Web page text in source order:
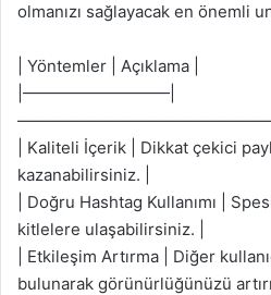
olmanızı sağlayacak en önemli
| Yöntemler | Açıklama |
|—————————|
| Kaliteli İçerik | Dikkat çekici
kazanabilirsiniz. |
| Doğru Hashtag Kullanımı |
kitlelere ulaşabilirsiniz. |
| Etkileşim Artırma | Diğer
bulunarak görünürlüğünüzü